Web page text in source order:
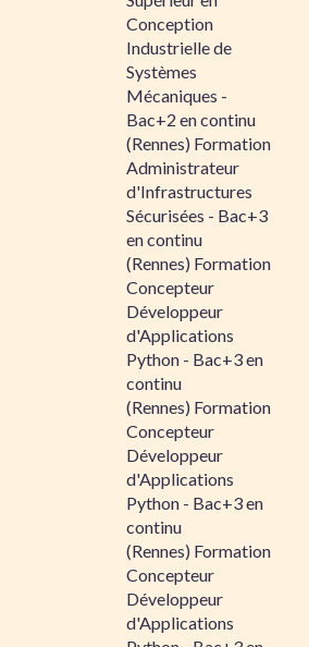
Conception
Industrielle de
Systèmes
Mécaniques -
Bac+2 en continu
(Rennes) Formation
Administrateur
d'Infrastructures
Sécurisées - Bac+3
en continu
(Rennes) Formation
Concepteur
Développeur
d'Applications
Python - Bac+3 en
continu
(Rennes) Formation
Concepteur
Développeur
d'Applications
Python - Bac+3 en
continu
(Rennes) Formation
Concepteur
Développeur
d'Applications